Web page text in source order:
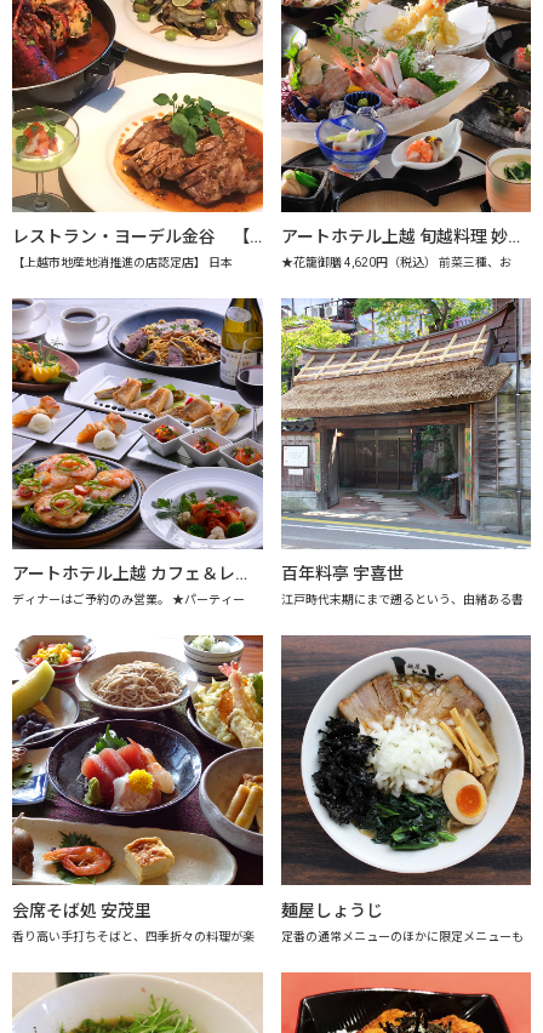
レストラン・ヨーデル金谷 【上越市地産地消推進の店認定店】
【上越市地産地消推進の店認定店】 日本
アートホテル上越 旬越料理 妙高 【上越市地産地消推進の店認定店】
★花籠御膳 4,620円（税込） 前菜三種、お
アートホテル上越 カフェ＆レストラン アレーグロ
ディナーはご予約のみ営業。 ★パーティー
百年料亭 宇喜世
江戸時代末期にまで遡るという、由緒ある書
会席そば処 安茂里
香り高い手打ちそばと、四季折々の料理が楽
麺屋しょうじ
定番の通常メニューのほかに限定メニューも